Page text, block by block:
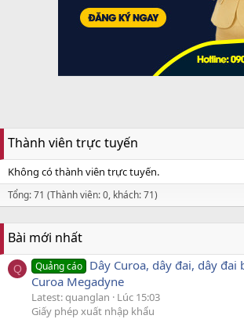
Thành viên trực tuyến
Không có thành viên trực tuyến.
Tổng: 71 (Thành viên: 0, khách: 71)
Bài mới nhất
Q Quảng cáo Dây Curoa, dây đai, dây đai
Curoa Megadyne
Latest: quanglan
Lúc 15:03
Giấy phép xuất nhập khẩu